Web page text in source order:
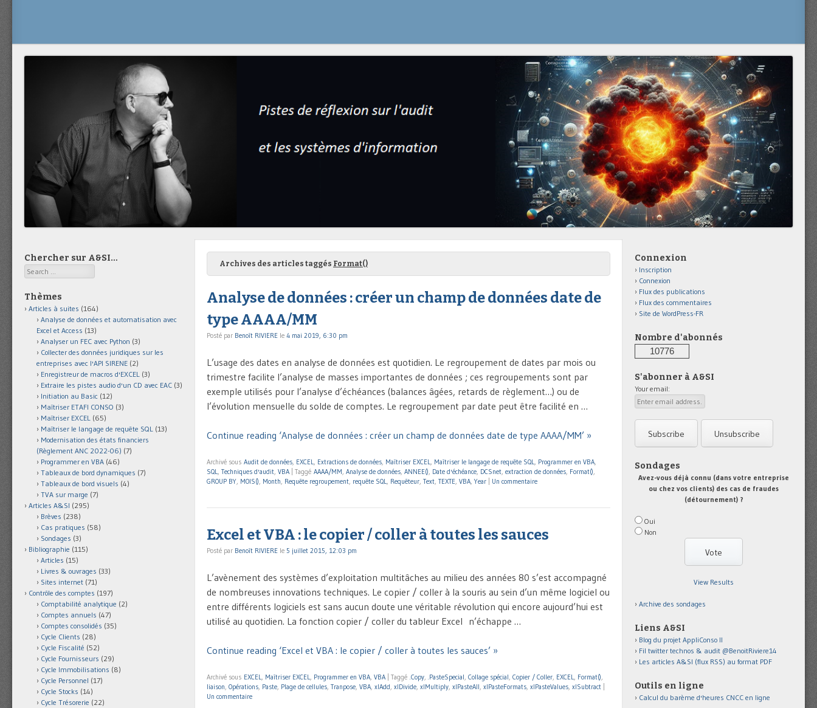
Archives des articles taggés Format()
Analyse de données : créer un champ de données date de
type AAAA/MM
Posté par Benoît RIVIERE le 4 mai 2019, 6:30 pm
L’usage des dates en analyse de données est quotidien. Le regroupement de dates par mois ou
trimestre facilite l’analyse de masses importantes de données ; ces regroupements sont par
exemple utilisés pour l’analyse d’échéances (balances âgées, retards de règlement…) ou de
l’évolution mensuelle du solde de comptes. Le regroupement par date peut être facilité en …
Continue reading ‘Analyse de données : créer un champ de données date de type AAAA/MM’ »
Archivé sous Audit de données, EXCEL, Extractions de données, Maîtriser EXCEL, Maîtriser le langage de requête SQL, Programmer en VBA,
SQL, Techniques d'audit, VBA Taggé AAAA/MM, Analyse de données, ANNEE(), Date d'échéance, DCSnet, extraction de données, Format(),
GROUP BY, MOIS(), Month, Requête regroupement, requête SQL, Requêteur, Text, TEXTE, VBA,Year Un commentaire
Excel et VBA : le copier / coller à toutes les sauces
Posté par Benoît RIVIERE le 5 juillet 2015, 12:03 pm
L’avènement des systèmes d’exploitation multitâches au milieu des années 80 s’est accompagné
de nombreuses innovations techniques. Le copier / coller à la souris au sein d’un même logiciel ou
entre différents logiciels est sans aucun doute une véritable révolution qui encore aujourd’hui est
utilisé au quotidien. La fonction copier / coller du tableur Excel n’échappe …
Continue reading ‘Excel et VBA : le copier / coller à toutes les sauces’ »
Archivé sous EXCEL, Maîtriser EXCEL, Programmer en VBA, VBA Taggé .Copy, .PasteSpecial, Collage spécial, Copier / Coller, EXCEL, Format(),
liaison, Opérations, Paste, Plage de cellules, Tranpose, VBA, xlAdd, xlDivide, xlMultiply, xlPasteAll, xlPasteFormats, xlPasteValues, xlSubtract
Un commentaire
Chercher sur A&SI…
Search
Thèmes
Articles à suites (164)
Analyse de données et automatisation avec
Excel et Access (13)
Analyser un FEC avec Python (3)
Collecter des données juridiques sur les
entreprises avec l'API SIRENE (2)
Enregistreur de macros d'EXCEL (3)
Extraire les pistes audio d'un CD avec EAC (3)
Initiation au Basic (12)
Maîtriser ETAFI CONSO (3)
Maîtriser EXCEL (65)
Maîtriser le langage de requête SQL (13)
Modernisation des états financiers
(Règlement ANC 2022-06) (7)
Programmer en VBA (46)
Tableaux de bord dynamiques (7)
Tableaux de bord visuels (4)
TVA sur marge (7)
Articles A&SI (295)
Brèves (238)
Cas pratiques (58)
Sondages (3)
Bibliographie (115)
Articles (15)
Livres & ouvrages (33)
Sites internet (71)
Contrôle des comptes (197)
Comptabilité analytique (2)
Comptes annuels (47)
Comptes consolidés (35)
Cycle Clients (28)
Cycle Fiscalité (52)
Cycle Fournisseurs (29)
Cycle Immobilisations (8)
Cycle Personnel (17)
Cycle Stocks (14)
Cycle Trésorerie (22)
Connexion
Inscription
Connexion
Flux des publications
Flux des commentaires
Site de WordPress-FR
Nombre d'abonnés
10776
S'abonner à A&SI
Your email:
Sondages
Avez-vous déjà connu (dans votre entreprise
ou chez vos clients) des cas de fraudes
(détournement) ?
Oui
Non
View Results
Archive des sondages
Liens A&SI
Blog du projet AppliConso II
Fil twitter technos & audit @BenoitRiviere14
Les articles A&SI (flux RSS) au format PDF
Outils en ligne
Calcul du barème d'heures CNCC en ligne